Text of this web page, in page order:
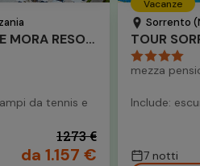
VALTUR ZANZIBAR THE MORA RESORT
da tennis e
1273 €
da 1.157 €
Vacanze
Sorrento
TOUR
mezza
Include:
7 notti